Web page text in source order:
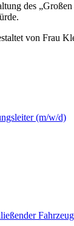
des
von Frau
(m/w/d)